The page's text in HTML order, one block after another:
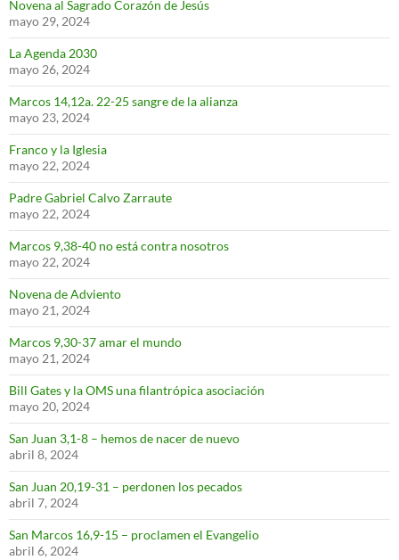
Novena al Sagrado Corazón de Jesús
mayo 29, 2024
La Agenda 2030
mayo 26, 2024
Marcos 14,12a. 22-25 sangre de la alianza
mayo 23, 2024
Franco y la Iglesia
mayo 22, 2024
Padre Gabriel Calvo Zarraute
mayo 22, 2024
Marcos 9,38-40 no está contra nosotros
mayo 22, 2024
Novena de Adviento
mayo 21, 2024
Marcos 9,30-37 amar el mundo
mayo 21, 2024
Bill Gates y la OMS una filantrópica asociación
mayo 20, 2024
San Juan 3,1-8 – hemos de nacer de nuevo
abril 8, 2024
San Juan 20,19-31 – perdonen los pecados
abril 7, 2024
San Marcos 16,9-15 – proclamen el Evangelio
abril 6, 2024